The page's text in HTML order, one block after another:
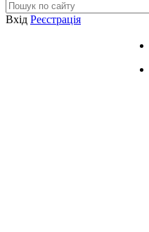
Вхід Реєстрація